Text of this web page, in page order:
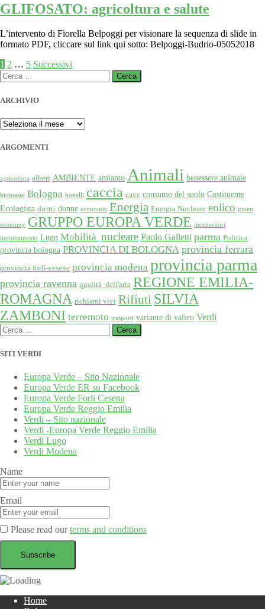
GLIFOSATO: agricoltura e salute
L’intervento di Fiorella Belpoggi per visionare la sequenza di slide in
formato PDF, cliccare sul link qui sotto: Belpoggi-Budrio-05052018
Paginazione
degli
articoli
1 2 … 5 Successivi
Ricerca
per:
ARCHIVIO
ARCHIVIO
ARGOMENTI
agricoltura alberi AMBIENTE amianto Animali benessere animale
biomasse Bologna bonelli caccia cave consumo del suolo Costituente
Ecologista diritti donne economia Energia Energia Nucleare eolico green
economy GRUPPO EUROPA VERDE inceneritori
inquinamento Lugo Mobilità nucleare Paolo Galletti parma Politica
provincia bologna PROVINCIA DI BOLOGNA provincia ferrara
provincia forlì-cesena provincia modena provincia parma
provincia ravenna qualità dell'aria REGIONE EMILIA-
ROMAGNA richiami vivi Rifiuti SILVIA
ZAMBONI terremoto trasporti variante di valico Verdi
Ricerca
per:
SITI VERDI
Europa Verde – Sito Nazionale
Europa Verde ER su Facebook
Europa Verde Forli Cesena
Europa Verde Reggio Emilia
Verdi – Sito nazionale
Verdi -Europa Verde Reggio Emilia
Verdi Lugo
Verdi Modena
Name
Email
Please read ourterms and conditions
Home